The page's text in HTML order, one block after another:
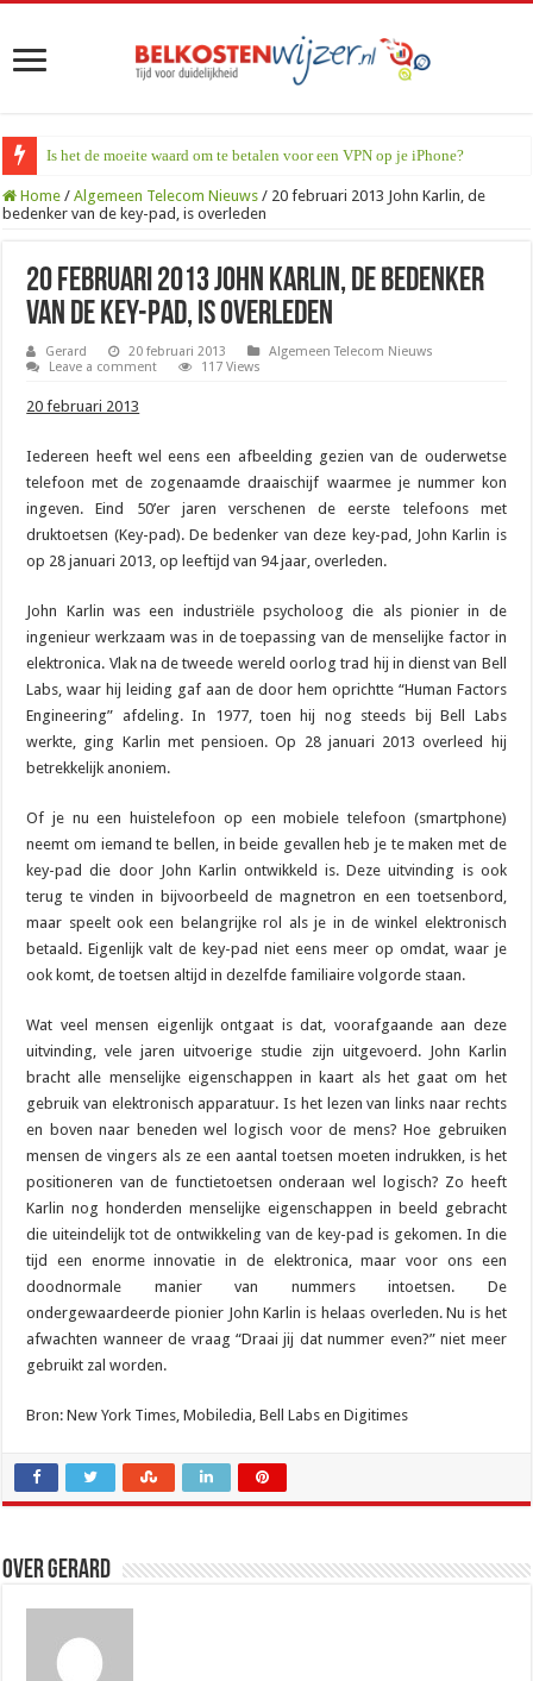
Is het de moeite waard om te betalen voor een VPN op je iPhone?
Home / Algemeen Telecom Nieuws / 20 februari 2013 John Karlin, de
bedenker van de key-pad, is overleden
20 februari 2013 John Karlin, de bedenker
van de key-pad, is overleden
Gerard 20 februari 2013
Algemeen Telecom Nieuws
Leave a comment
117 Views
20 februari 2013
Iedereen heeft wel eens een afbeelding gezien van de ouderwetse
telefoon met de zogenaamde draaischijf waarmee je nummer kon
ingeven. Eind 50’er jaren verschenen de eerste telefoons met
druktoetsen (Key-pad). De bedenker van deze key-pad, John Karlin is
op 28 januari 2013, op leeftijd van 94 jaar, overleden.
John Karlin was een industriële psycholoog die als pionier in de
ingenieur werkzaam was in de toepassing van de menselijke factor in
elektronica. Vlak na de tweede wereld oorlog trad hij in dienst van Bell
Labs, waar hij leiding gaf aan de door hem oprichtte “Human Factors
Engineering” afdeling. In 1977, toen hij nog steeds bij Bell Labs
werkte, ging Karlin met pensioen. Op 28 januari 2013 overleed hij
betrekkelijk anoniem.
Of je nu een huistelefoon op een mobiele telefoon (smartphone)
neemt om iemand te bellen, in beide gevallen heb je te maken met de
key-pad die door John Karlin ontwikkeld is. Deze uitvinding is ook
terug te vinden in bijvoorbeeld de magnetron en een toetsenbord,
maar speelt ook een belangrijke rol als je in de winkel elektronisch
betaald. Eigenlijk valt de key-pad niet eens meer op omdat, waar je
ook komt, de toetsen altijd in dezelfde familiaire volgorde staan.
Wat veel mensen eigenlijk ontgaat is dat, voorafgaande aan deze
uitvinding, vele jaren uitvoerige studie zijn uitgevoerd. John Karlin
bracht alle menselijke eigenschappen in kaart als het gaat om het
gebruik van elektronisch apparatuur. Is het lezen van links naar rechts
en boven naar beneden wel logisch voor de mens? Hoe gebruiken
mensen de vingers als ze een aantal toetsen moeten indrukken, is het
positioneren van de functietoetsen onderaan wel logisch? Zo heeft
Karlin nog honderden menselijke eigenschappen in beeld gebracht
die uiteindelijk tot de ontwikkeling van de key-pad is gekomen. In die
tijd een enorme innovatie in de elektronica, maar voor ons een
doodnormale manier van nummers intoetsen. De
ondergewaardeerde pionier John Karlin is helaas overleden. Nu is het
afwachten wanneer de vraag “Draai jij dat nummer even?” niet meer
gebruikt zal worden.
Bron: New York Times, Mobiledia, Bell Labs en Digitimes
Over Gerard